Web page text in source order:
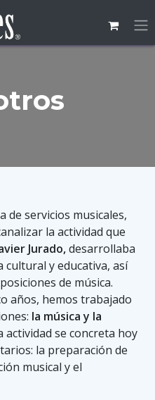
de servicios musicales,
la actividad que
Jurado,desarrollaba
cultural y educativa, así
de música.
años, hemos trabajado
la música y la
actividad se concreta hoy
la preparación de
musical y el